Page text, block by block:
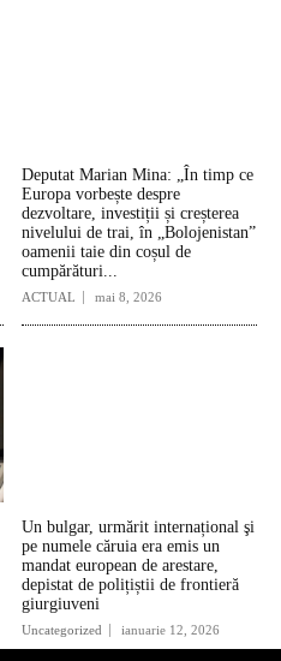
Deputat Marian Mina: „În timp ce
Europa vorbește despre
dezvoltare, investiții și creșterea
nivelului de trai, în „Bolojenistan”
oamenii taie din coșul de
cumpărături...
ACTUAL mai 8, 2026
Un bulgar, urmărit internațional şi
pe numele căruia era emis un
mandat european de arestare,
depistat de polițiștii de frontieră
giurgiuveni
Uncategorized ianuarie 12, 2026